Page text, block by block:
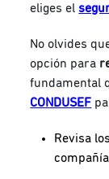
eliges el
No olvides
opción para
fundamental
CONDUSEF
Revisa